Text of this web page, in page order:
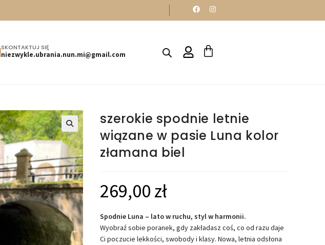
SKONTAKTUJ SIĘ
niezwykle.ubrania.nun.mi@gmail.com
🔍
szerokie spodnie letnie
wiązane w pasie Luna kolor
złamana biel
269,00 zł
Spodnie Luna – lato w ruchu, styl w harmonii.
Wyobraź sobie poranek, gdy zakładasz coś, co od razu daje
Ci poczucie lekkości, swobody i klasy. Nowa, letnia odsłona